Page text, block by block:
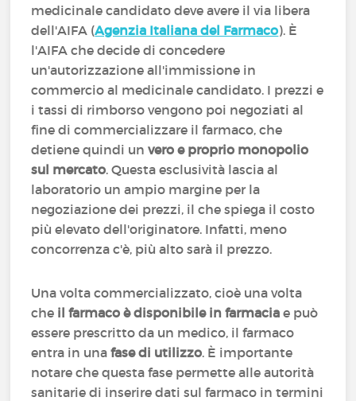
medicinale candidato deve avere il via libera
dell'AIFA (Agenzia Italiana del Farmaco). È
l'AIFA che decide di concedere
un'autorizzazione all'immissione in
commercio al medicinale candidato. I prezzi e
i tassi di rimborso vengono poi negoziati al
fine di commercializzare il farmaco, che
detiene quindi unvero e proprio monopolio
sul mercato. Questa esclusività lascia al
laboratorio un ampio margine per la
negoziazione dei prezzi, il che spiega il costo
più elevato dell'originatore. Infatti, meno
concorrenza c'è, più alto sarà il prezzo.
Una volta commercializzato, cioè una volta
che il farmaco è disponibile in farmacia e può
essere prescritto da un medico, il farmaco
entra in unafase di utilizzo. È importante
notare che questa fase permette alle autorità
sanitarie di inserire dati sul farmaco in termini